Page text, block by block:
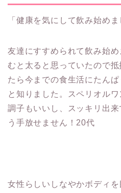
「健康を気にして飲み始めま
友達にすすめられて飲み始
むと太ると思っていたので
たら今までの食生活にたん
と知りました。スペリオル
調子もいいし、スッキリ出
う手放せません！20代
女性らしいしなやかボディ